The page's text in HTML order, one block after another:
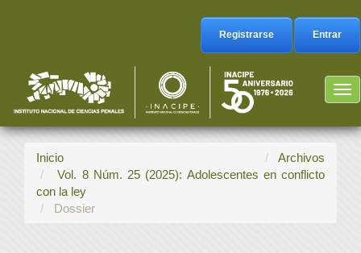
Barra
lateral
Registrarse Entrar
Inicio
Archivos
Vol. 8 Núm. 25 (2025): Adolescentes en conflicto
con la ley
Dossier